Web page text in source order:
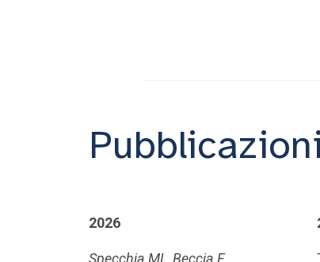
2026
Specchia ML, Beccia F,